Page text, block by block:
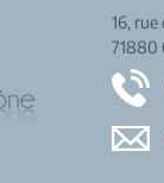
16, rue
71880